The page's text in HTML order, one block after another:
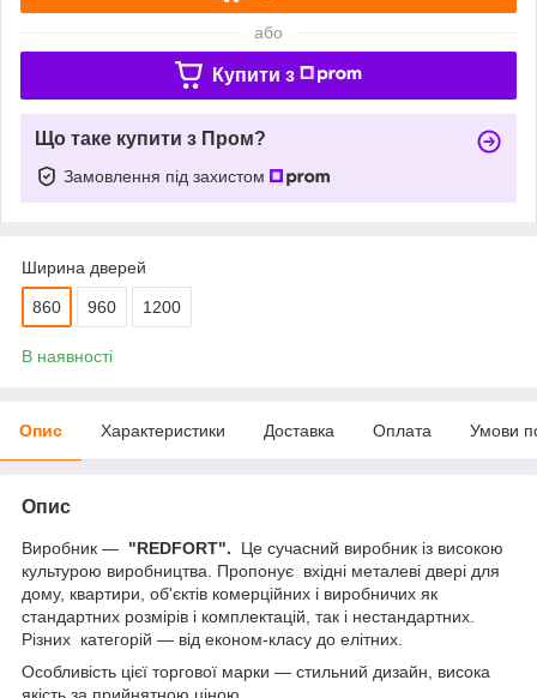
або
Купити з
Що таке купити з Пром?
Замовлення під захистом
Ширина дверей
860 960 1200
В наявності
Опис Характеристики Доставка Оплата Умови
Опис
Виробник — "REDFORT". Це сучасний виробник із високою
культурою виробництва. Пропонує вхідні металеві двері для
дому, квартири, об'єктів комерційних і виробничих як
стандартних розмірів і комплектацій, так і нестандартних.
Різних категорій — від економ-класу до елітних.
Особливість цієї торгової марки — стильний дизайн, висока
якість за прийнятною ціною.